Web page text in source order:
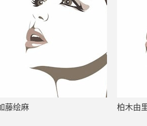
藤绘麻 柏木由